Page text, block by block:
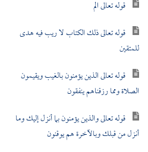
قوله تعالى الم
قوله تعالى ذلك الكتاب لا ريب فيه هدى
للمتقين
قوله تعالى الذين يؤمنون بالغيب ويقيمون
الصلاة ومما رزقناهم ينفقون
قوله تعالى والذين يؤمنون بما أنزل إليك وما
أنزل من قبلك وبالآخرة هم يوقنون